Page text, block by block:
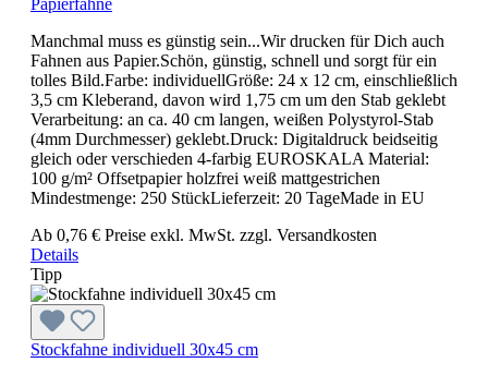
Manchmal muss es günstig sein...Wir drucken für Dich auch
Fahnen aus Papier.Schön, günstig, schnell und sorgt für ein
tolles Bild.Farbe: individuellGröße: 24 x 12 cm, einschließlich
3,5 cm Kleberand, davon wird 1,75 cm um den Stab geklebt
Verarbeitung: an ca. 40 cm langen, weißen Polystyrol-Stab
(4mm Durchmesser) geklebt.Druck: Digitaldruck beidseitig
gleich oder verschieden 4-farbig EUROSKALA Material:
100 g/m² Offsetpapier holzfrei weiß mattgestrichen
Mindestmenge: 250 StückLieferzeit: 20 TageMade in EU
Ab 0,76 € Preise exkl. MwSt. zzgl. Versandkosten
Details
Tipp
Stockfahne individuell 30x45 cm